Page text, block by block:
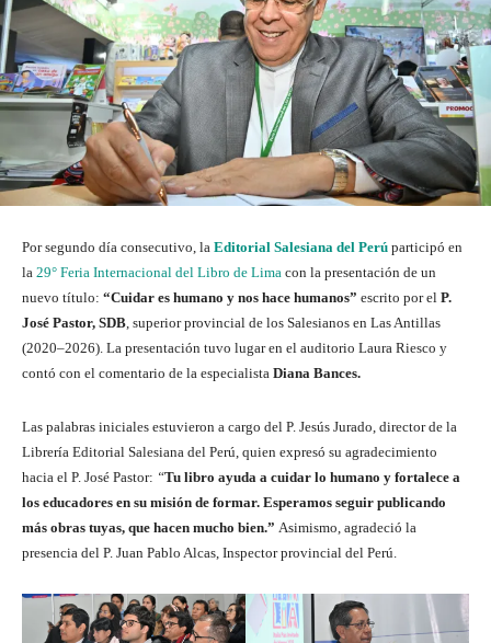
Por segundo día consecutivo, la Editorial Salesiana del Perú participó en
la 29° Feria Internacional del Libro de Lima con la presentación de un
nuevo título: “Cuidar es humano y nos hace humanos” escrito por el P.
José Pastor, SDB, superior provincial de los Salesianos en Las Antillas
(2020–2026). La presentación tuvo lugar en el auditorio Laura Riesco y
contó con el comentario de la especialista Diana Bances.
Las palabras iniciales estuvieron a cargo del P. Jesús Jurado, director de la
Librería Editorial Salesiana del Perú, quien expresó su agradecimiento
hacia el P. José Pastor: “Tu libro ayuda a cuidar lo humano y fortalece a
los educadores en su misión de formar. Esperamos seguir publicando
más obras tuyas, que hacen mucho bien.” Asimismo, agradeció la
presencia del P. Juan Pablo Alcas, Inspector provincial del Perú.